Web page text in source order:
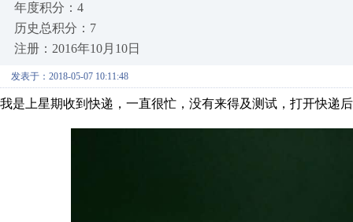
年度积分：4
历史总积分：7
注册：2016年10月10日
发表于：2018-05-07 10:11:48
我是上星期收到快递，一直很忙，没有来得及测试，打开快递